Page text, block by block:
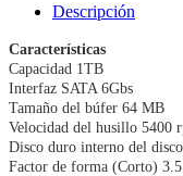
Descripción
Características
Capacidad 1TB
Interfaz SATA 6Gbs
Tamaño del búfer 64 MB
Velocidad del husillo 5400
Disco duro interno del
Factor de forma (Corto)